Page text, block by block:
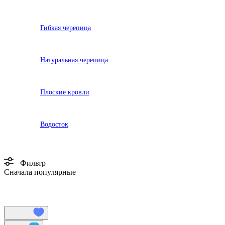
Гибкая черепица
Натуральная черепица
Плоские кровли
Водосток
Фильтр
Сначала популярные